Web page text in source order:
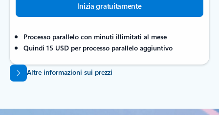
Inizia gratuitamente
Processo parallelo con minuti illimitati al mese
Quindi 15 USD per processo parallelo aggiuntivo
Altre informazioni sui prezzi